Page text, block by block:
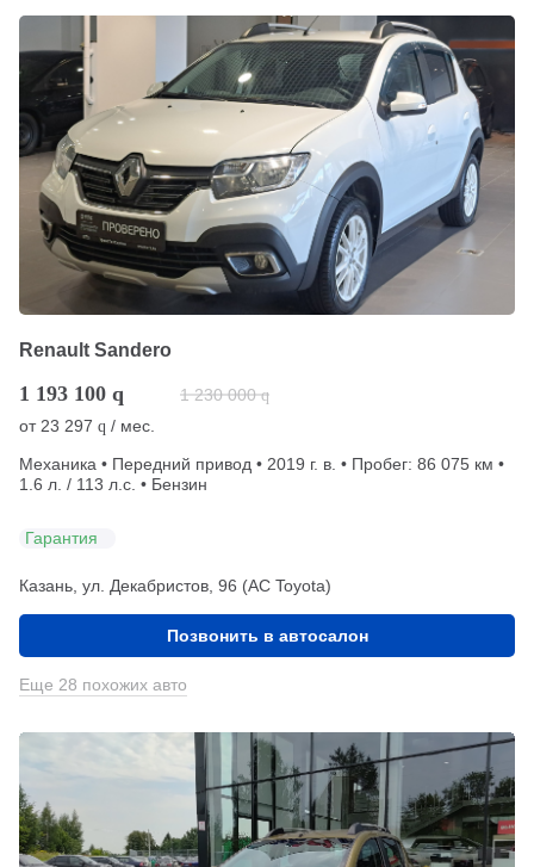
Renault Sandero
1 193 100 q 1 230 000 q
от 23 297 q / мес.
Механика • Передний привод • 2019 г. в. • Пробег: 86 075 км •
1.6 л. / 113 л.с. • Бензин
Гарантия
Казань, ул. Декабристов, 96 (АС Toyota)
Позвонить в автосалон
Еще 28 похожих авто